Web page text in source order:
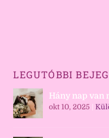
LEGUTÓBBI
Hány nap van
okt 10, 2025 |